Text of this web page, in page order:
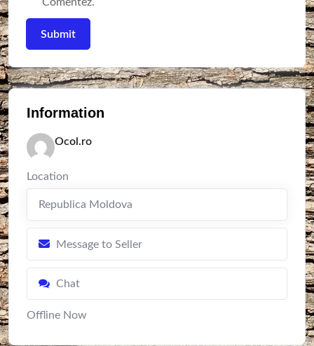
Information
Ocol.ro
Location
Republica Moldova
Message to Seller
Chat
Offline Now